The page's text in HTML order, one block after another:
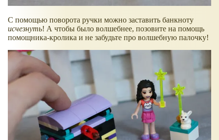
С помощью поворота ручки можно заставить банкноту
исчезнуть! А чтобы было волшебнее, позовите на помощь
помощника-кролика и не забудьте про волшебную палочку!